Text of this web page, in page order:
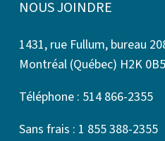
NOUS JOINDRE
1431, rue Fullum, bureau
Montréal (Québec) H2K 0B5
Téléphone : 514 866-2355
Sans frais : 1 855 388-2355